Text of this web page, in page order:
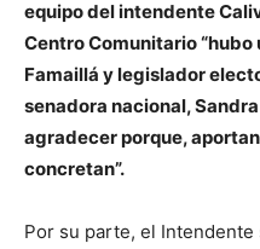
equipo del intendente
Centro Comunitario
Famaillá y legislador
senadora nacional,
agradecer porque,
concretan”.
Por su parte, el Intendente